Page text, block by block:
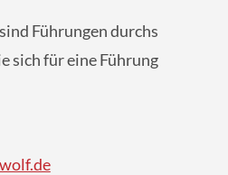
Führungen durchs
sich für eine Führung